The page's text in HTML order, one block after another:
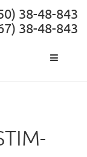
38-48-843
38-48-843